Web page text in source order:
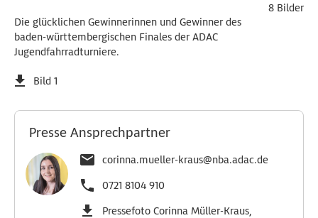
Die glücklichen Gewinnerinnen und Gewinner des
baden-württembergischen Finales der ADAC
Jugendfahrradturniere.
Bild 1
8 Bilder
Presse Ansprechpartner
corinna.mueller-kraus@nba.adac.de
0721 8104 910
Pressefoto Corinna Müller-Kraus,